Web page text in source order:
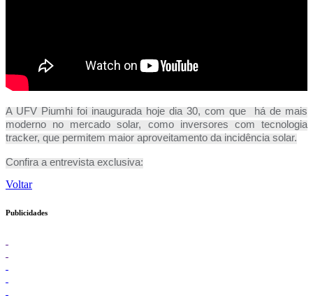
A UFV Piumhi foi inaugurada hoje dia 30, com que há de mais
moderno no mercado solar, como inversores com tecnologia
tracker, que permitem maior aproveitamento da incidência solar.
Confira a entrevista exclusiva:
Voltar
Publicidades